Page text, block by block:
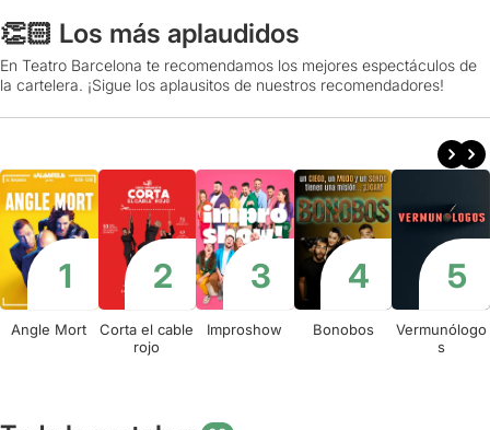
👏🏻 Los más aplaudidos
En Teatro Barcelona te recomendamos los mejores espectáculos de
la cartelera. ¡Sigue los aplausitos de nuestros recomendadores!
Angle Mort
Corta el cable
rojo
Improshow Bonobos
Vermunólogo
s